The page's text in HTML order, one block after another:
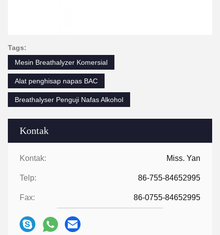
Kontak
Kontak: Miss. Yan
Telp: 86-755-84652995
Fax: 86-0755-84652995
Tags:
Mesin Breathalyzer Komersial
Alat penghisap napas BAC
Breathalyser Penguji Nafas Alkohol